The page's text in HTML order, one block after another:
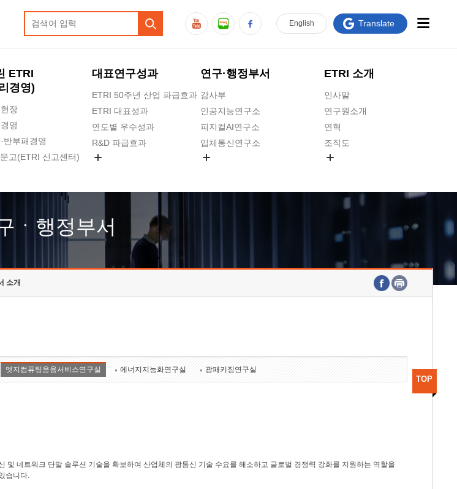
ETRI
경영)
장
영
반부패경영
고(ETRI 신고센터)
소리
약 현황
대표연구성과
ETRI 50주년 산업 파급효과
ETRI 대표성과
연도별 우수성과
R&D 파급효과
연구·행정부서
감사부
인공지능연구소
피지컬AI연구소
입체통신연구소
호남권연구본부
기획본부
ETRI 소개
인사말
연구원소개
연혁
조직도
연구원 고객헌장
주요업무연락처
English Translate
ㆍ행정부서
소개
엣지컴퓨팅응용서비스연구실 에너지지능화연구실 광패키징연구실
및 네트워크 단말 솔루션 기술을 확보하여 산업체의 광통신 기술 수요를 해소하고 글로벌 경쟁력 강화를 지원하는 역할을
습니다.
TOP